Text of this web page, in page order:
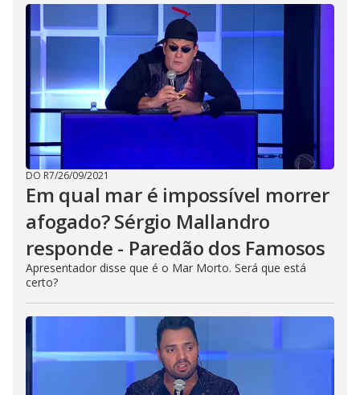
DO R7/26/09/2021
Em qual mar é impossível morrer
afogado? Sérgio Mallandro
responde - Paredão dos Famosos
Apresentador disse que é o Mar Morto. Será que está
certo?